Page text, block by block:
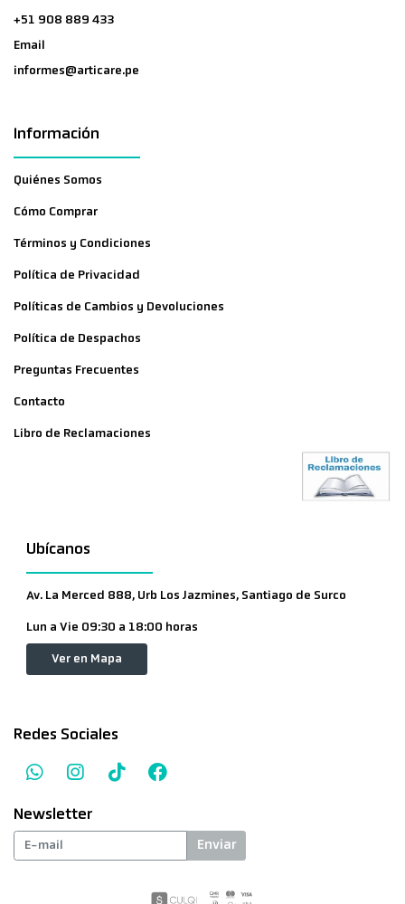
+51 908 889 433
Email
informes@articare.pe
Información
Quiénes Somos
Cómo Comprar
Términos y Condiciones
Política de Privacidad
Políticas de Cambios y Devoluciones
Política de Despachos
Preguntas Frecuentes
Contacto
Libro de Reclamaciones
Ubícanos
Av. La Merced 888, Urb Los Jazmines, Santiago de Surco
Lun a Vie 09:30 a 18:00 horas
Ver en Mapa
Redes Sociales
Newsletter
Enviar